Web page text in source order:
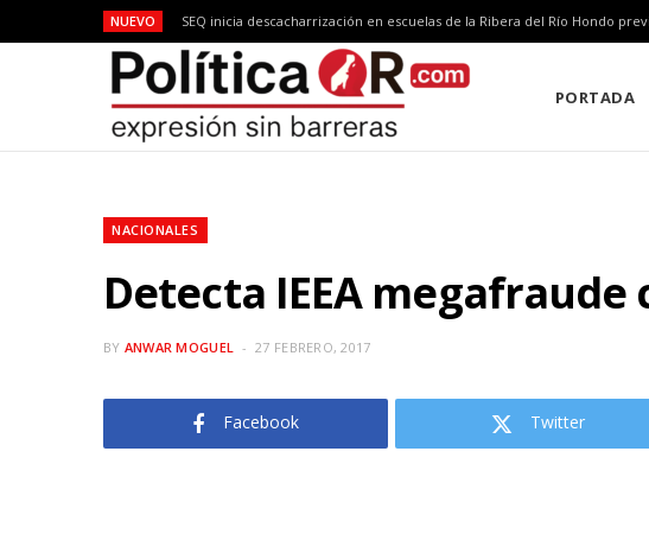
NUEVO
PORTADA
NACIONALES
Detecta IEEA
BY ANWAR MOGUEL 27 FEBRERO, 2017
Facebook Twitter